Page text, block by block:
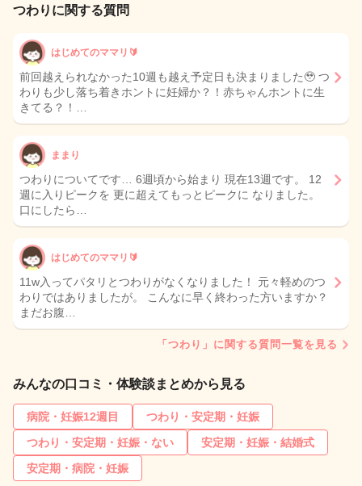
つわりに関する質問
はじめてのママリ🔰
前回越えられなかった10週も越え予定日も決まりました🥹 つ
わりも少し落ち着きホントに妊婦か？！赤ちゃんホントに生
きてる？！…
ままり
つわりについてです… 6週頃から始まり 現在13週です。 12
週に入りピークを 更に超えてもっとピークに なりました。
口にしたら…
はじめてのママリ🔰
11w入ってパタリとつわりがなくなりました！ 元々軽めのつ
わりではありましたが。 こんなに早く終わった方いますか？
まだお腹…
「つわり」に関する質問一覧を見る
みんなの口コミ・体験談まとめから見る
病院・妊娠12週目
つわり・安定期・妊娠
つわり・安定期・妊娠・ない
安定期・妊娠・結婚式
安定期・病院・妊娠